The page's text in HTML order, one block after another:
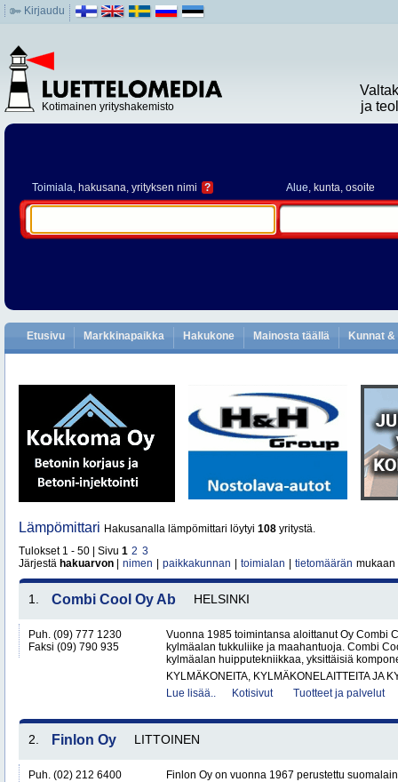
Kirjaudu
Kotimainen yrityshakemisto
ja
Toimiala, hakusana, yrityksen nimi ? Alue, kunta, osoite
Etusivu Markkinapaikka Hakukone Mainosta täällä Kunnat
Lämpömittari Hakusanalla lämpömittari löytyi 108 yritystä.
Tulokset 1 - 50 | Sivu 1 2 3
Järjestä hakuarvon nimen paikkakunnan toimialan tietomäärän mukaan
1. Combi Cool Oy Ab HELSINKI
Puh. (09) 777 1230
Faksi (09) 790 935
Vuonna 1985 toimintansa aloittanut Oy Combi
kylmäalan tukkuliike ja maahantuoja. Combi
kylmäalan huipputekniikkaa, yksittäisiä
KYLMÄKONEITA, KYLMÄKONELAITTEITA JA
Lue lisää..
Kotisivut Tuotteet ja palvelut
2. Finlon Oy LITTOINEN
Puh. (02) 212 6400
Finlon Oy on vuonna 1967 perustettu